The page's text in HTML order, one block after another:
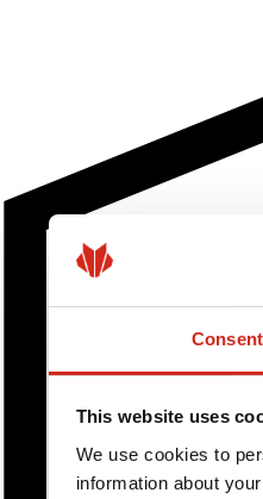
Consent
This website uses
We use cookies to
information about